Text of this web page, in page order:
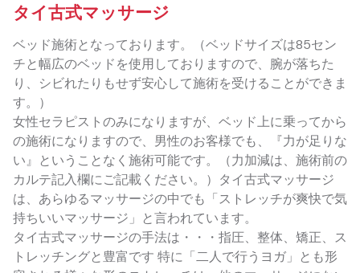
タイ古式マッサージ
ベッド施術となっております。（ベッドサイズは85セン
チと幅広のベッドを使用しておりますので、腕が落ちた
り、シビれたりもせず安心して施術を受けることができま
す。）
女性セラピストのみになりますが、ベッド上に乗ってから
の施術になりますので、男性のお客様でも、『力が足りな
い』ということなく施術可能です。（力加減は、施術前の
カルテ記入欄にご記載ください。）タイ古式マッサージ
は、あらゆるマッサージの中でも「ストレッチが爽快で気
持ちいいマッサージ」と言われています。
タイ古式マッサージの手法は・・・指圧、整体、矯正、ス
トレッチングと豊富です 特に「二人で行うヨガ」とも形